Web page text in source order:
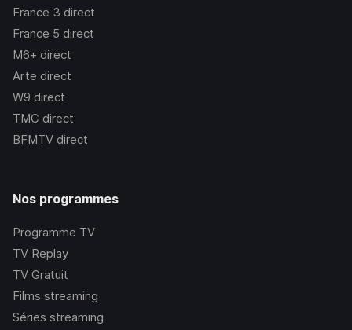
France 3 direct
France 5 direct
M6+ direct
Arte direct
W9 direct
TMC direct
BFMTV direct
Nos programmes
Programme TV
TV Replay
TV Gratuit
Films streaming
Séries streaming